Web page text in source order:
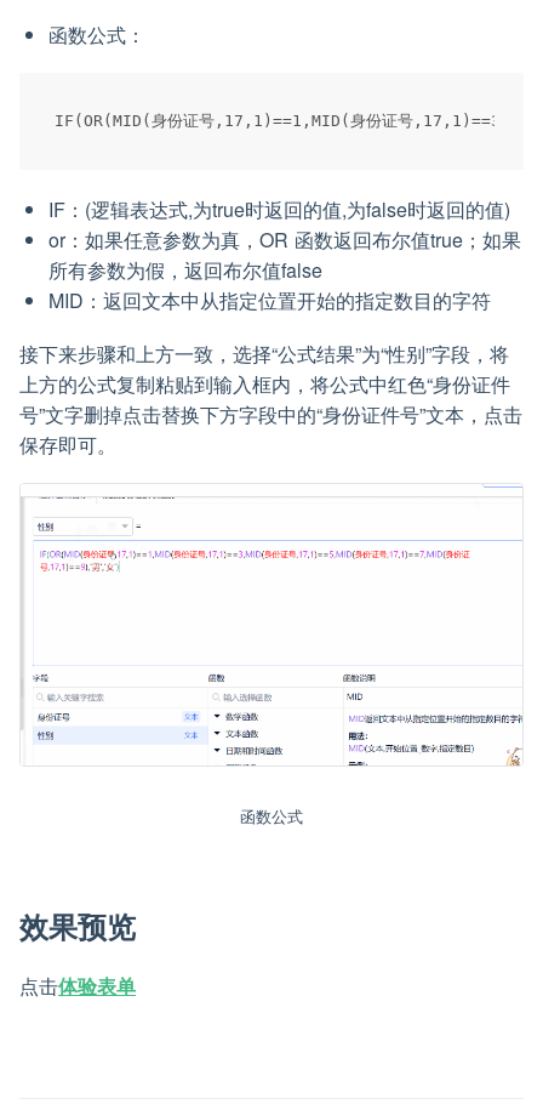
函数公式：
IF：(逻辑表达式,为true时返回的值,为false时返回的值)
or：如果任意参数为真，OR 函数返回布尔值true；如果
所有参数为假，返回布尔值false
MID：返回文本中从指定位置开始的指定数目的字符
接下来步骤和上方一致，选择“公式结果”为“性别”字段，将
上方的公式复制粘贴到输入框内，将公式中红色“身份证件
号”文字删掉点击替换下方字段中的“身份证件号”文本，点击
保存即可。
函数公式
效果预览
点击体验表单